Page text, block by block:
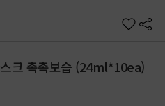
크 촉촉보습 (24ml*10ea)